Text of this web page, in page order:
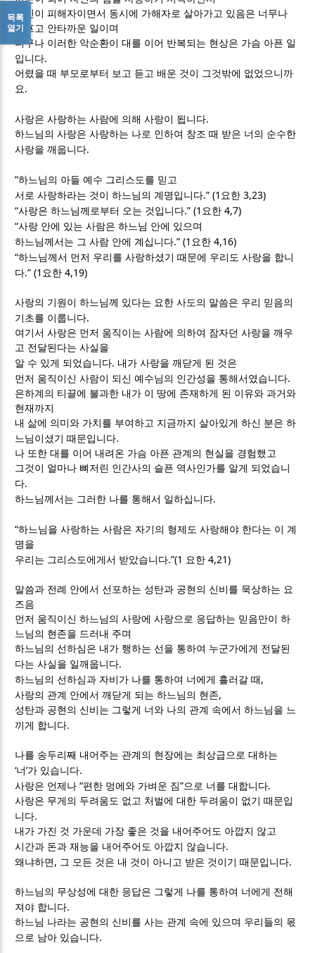
자신이 피해자이면서 동시에 가해자로 살아가고 있음은 너무나
슬프고 안타까운 일이며
더구나 이러한 악순환이 대를 이어 반복되는 현상은 가슴 아픈 일
입니다.
어렸을 때 부모로부터 보고 듣고 배운 것이 그것밖에 없었으니까
요 .
사랑은 사랑하는 사람에 의해 사랑이 됩니다.
하느님의 사랑은 사랑하는 나로 인하여 창조 때 받은 너의 순수한
사랑을 깨웁니다.
”하느님의 아들 예수 그리스도를 믿고
서로 사랑하라는 것이 하느님의 계명입니다.” (1 요한3,23)
“사랑은 하느님께로부터 오는 것입니다.” (1 요한4,7)
“사랑 안에 있는 사람은 하느님 안에 있으며
하느님께서는 그 사람 안에 계십니다.” (1 요한4,16)
“하느님께서 먼저 우리를 사랑하셨기 때문에 우리도 사랑을 합니
다.” (1 요한4,19)
사랑의 기원이 하느님께 있다는 요한 사도의 말씀은 우리 믿음의
기초를 이룹니다.
여기서 사랑은 먼저 움직이는 사람에 의하여 잠자던 사랑을 깨우
고 전달된다는 사실을
알 수 있게 되었습니다. 내가 사랑을 깨닫게 된 것은
먼저 움직이신 사람이 되신 예수님의 인간성을 통해서였습니다.
은하계의 티끌에 불과한 내가 이 땅에 존재하게 된 이유와 과거와
현재까지
내 삶에 의미와 가치를 부여하고 지금까지 살아있게 하신 분은 하
느님이셨기 때문입니다.
나 또한 대를 이어 내려온 가슴 아픈 관계의 현실을 경험했고
그것이 얼마나 뼈저린 인간사의 슬픈 역사인가를 알게 되었습니
다.
하느님께서는 그러한 나를 통해서 일하십니다.
“하느님을 사랑하는 사람은 자기의 형제도 사랑해야 한다는 이 계
명을
우리는 그리스도에게서 받았습니다.”(1 요한4,21)
말씀과 전례 안에서 선포하는 성탄과 공현의 신비를 묵상하는 요
즈음
먼저 움직이신 하느님의 사랑에 사랑으로 응답하는 믿음만이 하
느님의 현존을 드러내 주며
하느님의 선하심은 내가 행하는 선을 통하여 누군가에게 전달된
다는 사실을 일깨웁니다.
하느님의 선하심과 자비가 나를 통하여 너에게 흘러갈 때 ,
사랑의 관계 안에서 깨닫게 되는 하느님의 현존,
성탄과 공현의 신비는 그렇게 너와 나의 관계 속에서 하느님을 느
끼게 합니다.
나를 송두리째 내어주는 관계의 현장에는 최상급으로 대하는
‘너’가 있습니다.
사랑은 언제나“편한 멍에와 가벼운 짐”으로 너를 대합니다.
사랑은 무게의 두려움도 없고 처벌에 대한 두려움이 없기 때문입
니다.
내가 가진 것 가운데 가장 좋은 것을 내어주어도 아깝지 않고
시간과 돈과 재능을 내어주어도 아깝지 않습니다.
왜냐하면 , 그 모든 것은 내 것이 아니고 받은 것이기 때문입니다.
하느님의 무상성에 대한 응답은 그렇게 나를 통하여 너에게 전해
져야 합니다.
하느님 나라는 공현의 신비를 사는 관계 속에 있으며 우리들의 몫
으로 남아 있습니다.
목록
열기